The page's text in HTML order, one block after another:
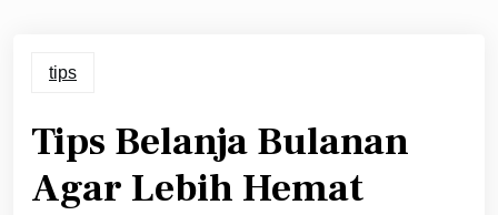
tips
Tips Belanja Bulanan
Agar Lebih Hemat